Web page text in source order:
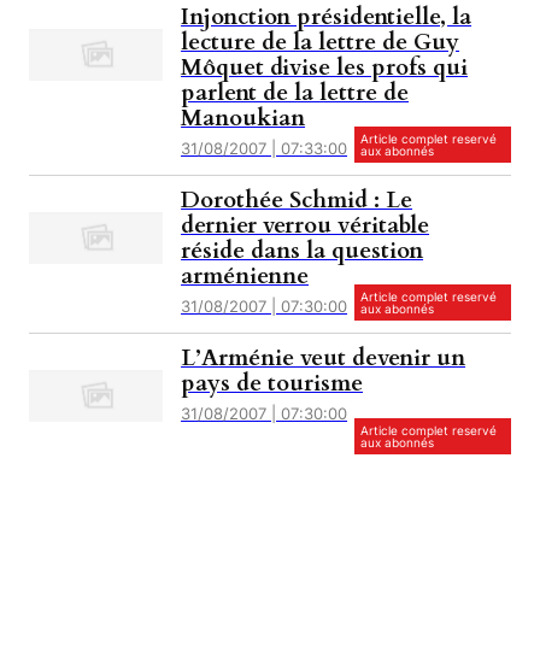
Injonction présidentielle, la
lecture de la lettre de Guy
Môquet divise les profs qui
parlent de la lettre de
Manoukian
31/08/2007 | 07:33:00
Article complet reservé
aux abonnés
Dorothée Schmid : Le
dernier verrou véritable
réside dans la question
arménienne
31/08/2007 | 07:30:00
Article complet reservé
aux abonnés
L’Arménie veut devenir un
pays de tourisme
31/08/2007 | 07:30:00
Article complet reservé
aux abonnés